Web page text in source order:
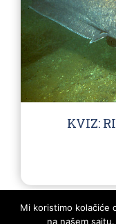
KVIZ:
Mi koristimo kolačiće
na našem